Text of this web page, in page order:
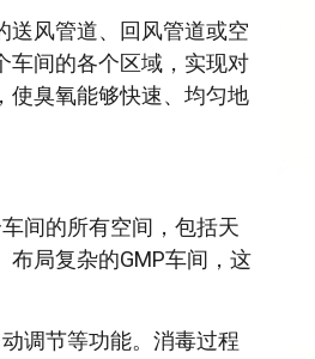
送风管道、回风管道或空
车间的各个区域，实现对
使臭氧能够快速、均匀地
间的所有空间，包括天
局复杂的GMP车间，这
调节等功能。消毒过程